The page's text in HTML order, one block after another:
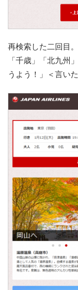
再検索した二回目
「千歳」「北九州
うよう！」＜言い